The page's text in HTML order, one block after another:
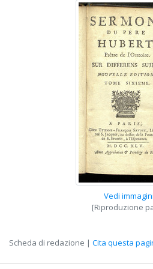
Vedi immagini
[Riproduzione
Scheda di redazione | Cita questa